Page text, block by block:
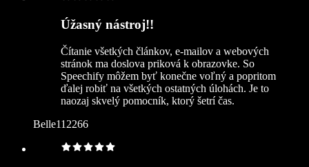
Úžasný nástroj!!
Čítanie všetkých článkov, e‑mailov a webových
stránok ma doslova priková k obrazovke. So
Speechify môžem byť konečne voľný a popritom
ďalej robiť na všetkých ostatných úlohách. Je to
naozaj skvelý pomocník, ktorý šetrí čas.
Belle112266